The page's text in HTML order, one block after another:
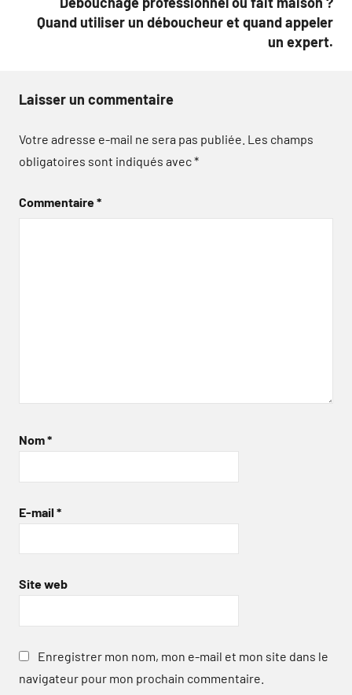
Quand utiliser un déboucheur et quand appeler
un expert.
Laisser un commentaire
Votre adresse e-mail ne sera pas publiée. Les champs
obligatoires sont indiqués avec*
Commentaire*
Nom*
E-mail *
Site web
Enregistrer mon nom, mon e-mail et mon site dans le
navigateur pour mon prochain commentaire.